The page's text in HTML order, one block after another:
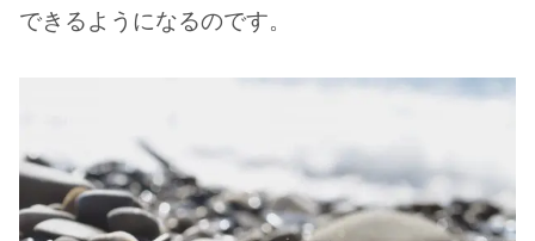
できるようになるのです。